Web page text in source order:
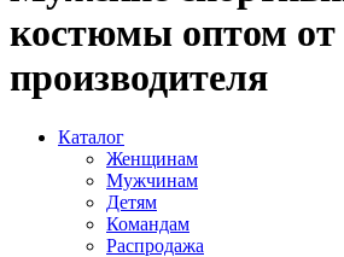
костюмы оптом от
производителя
Каталог
Женщинам
Мужчинам
Детям
Командам
Распродажа